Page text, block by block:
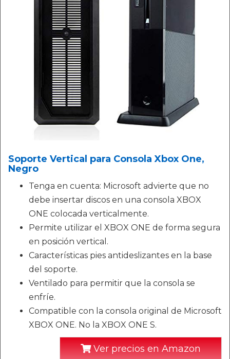
Soporte Vertical para Consola Xbox One,
Negro
Tenga en cuenta: Microsoft advierte que no
debe insertar discos en una consola XBOX
ONE colocada verticalmente.
Permite utilizar el XBOX ONE de forma segura
en posición vertical.
Características pies antideslizantes en la base
del soporte.
Ventilado para permitir que la consola se
enfríe.
Compatible con la consola original de Microsoft
XBOX ONE. No la XBOX ONE S.
Ver precios en Amazon